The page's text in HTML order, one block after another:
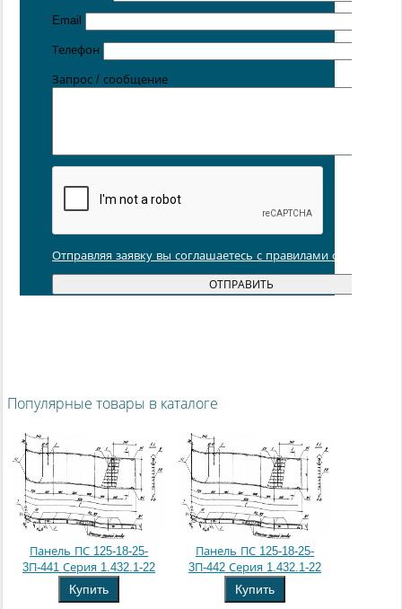
Цена от 5 руб. / кг
Email
Телефон
Запрос / сообщение
Отправляя заявку вы соглашаетесь с правилами обработки
Популярные товары в каталоге
Панель ПС 125-18-25-
3П-441 Серия 1.432.1-22
Купить
Панель ПС 125-18-25-
3П-442 Серия 1.432.1-22
Купить